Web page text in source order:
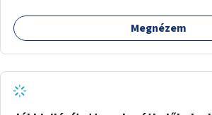
Megnézem